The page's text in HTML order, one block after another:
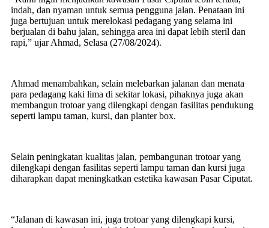
indah, dan nyaman untuk semua pengguna jalan. Penataan ini
juga bertujuan untuk merelokasi pedagang yang selama ini
berjualan di bahu jalan, sehingga area ini dapat lebih steril dan
rapi,” ujar Ahmad, Selasa (27/08/2024).
Ahmad menambahkan, selain melebarkan jalanan dan menata
para pedagang kaki lima di sekitar lokasi, pihaknya juga akan
membangun trotoar yang dilengkapi dengan fasilitas pendukung
seperti lampu taman, kursi, dan planter box.
Selain peningkatan kualitas jalan, pembangunan trotoar yang
dilengkapi dengan fasilitas seperti lampu taman dan kursi juga
diharapkan dapat meningkatkan estetika kawasan Pasar Ciputat.
“Jalanan di kawasan ini, juga trotoar yang dilengkapi kursi,